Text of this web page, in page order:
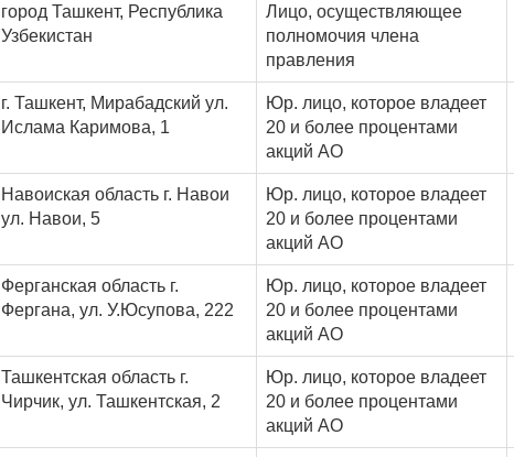
город Ташкент, Республика
Узбекистан
Лицо, осуществляющее
полномочия члена
правления
г. Ташкент, Мирабадский ул.
Ислама Каримова, 1
Юр. лицо, которое владеет
20 и более процентами
акций АО
Навоиская область г. Навои
ул. Навои, 5
Юр. лицо, которое владеет
20 и более процентами
акций АО
Ферганская область г.
Фергана, ул. У.Юсупова, 222
Юр. лицо, которое владеет
20 и более процентами
акций АО
Ташкентская область г.
Чирчик, ул. Ташкентская, 2
Юр. лицо, которое владеет
20 и более процентами
акций АО